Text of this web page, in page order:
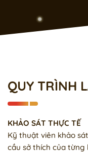
QUY TRÌNH
KHẢO SÁT THỰC TẾ
Kỹ thuật viên khảo
cầu sở thích của từng